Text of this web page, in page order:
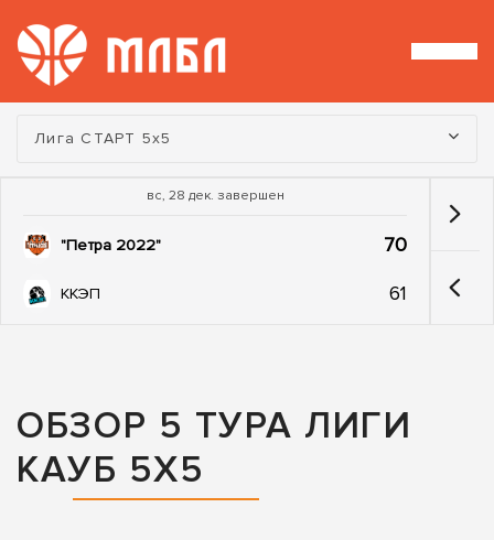
Турнир:
Лига СТАРТ 5х5
вс, 28 дек. завершен
"Петра 2022" 70
ККЭП 61
ОБЗОР 5 ТУРА ЛИГИ
КАУБ 5Х5